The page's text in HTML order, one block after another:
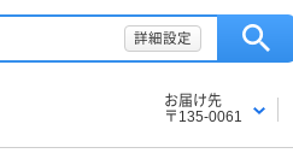
詳細設定
お届け先
〒135-0061